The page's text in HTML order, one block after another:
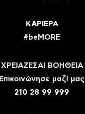
ΚΑΡΙΕΡΑ
#beMORE
ΧΡΕΙΑΖΕΣΑΙ ΒΟΗΘΕΙΑ
Eπικοινώνησε μαζί μας
210 28 99 999